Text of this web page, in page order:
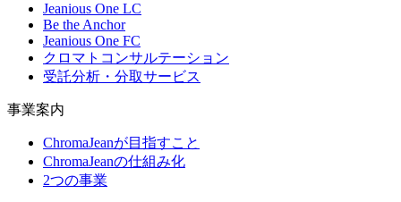
Jeanious One LC
Be the Anchor
Jeanious One FC
クロマトコンサルテーション
受託分析・分取サービス
事業案内
ChromaJeanが目指すこと
ChromaJeanの仕組み化
2つの事業